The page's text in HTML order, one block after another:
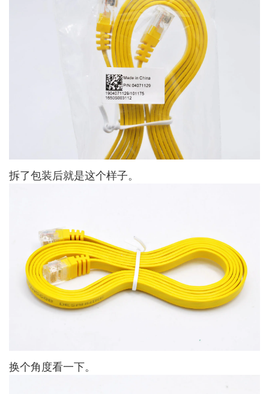
拆了包装后就是这个样子。
换个角度看一下。